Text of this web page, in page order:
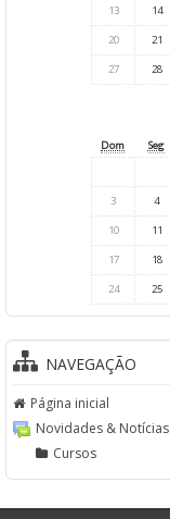
13 14
20 21
27 28
Dom Seg
3 4
10 11
17 18
24 25
NAVEGAÇÃO
Página inicial
Novidades & Notícias
Cursos